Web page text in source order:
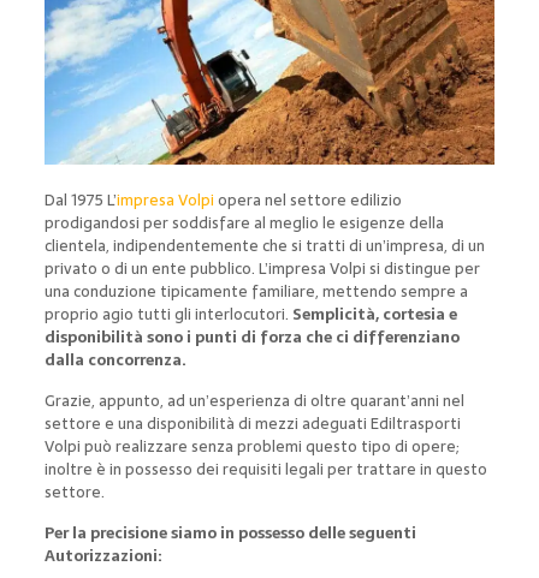
Dal 1975 L’impresa Volpiopera nel settore edilizio
prodigandosi per soddisfare al meglio le esigenze della
clientela, indipendentemente che si tratti di un’impresa, di un
privato o di un ente pubblico. L’impresa Volpi si distingue per
una conduzione tipicamente familiare, mettendo sempre a
proprio agio tutti gli interlocutori. Semplicità, cortesia e
disponibilità sono i punti di forza che ci differenziano
dalla concorrenza.
Grazie, appunto, ad un’esperienza di oltre quarant’anni nel
settore e una disponibilità di mezzi adeguati Ediltrasporti
Volpi può realizzare senza problemi questo tipo di opere;
inoltre è in possesso dei requisiti legali per trattare in questo
settore.
Per la precisione siamo in possesso delle seguenti
Autorizzazioni: